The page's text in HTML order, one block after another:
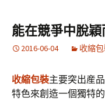
能在競爭中脫
2016-06-04 收縮
收縮包裝主要突出産
特色來創造一個獨特